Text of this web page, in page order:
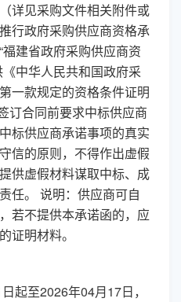
详见采购文件相关附件或
行政府采购供应商资格承
建省政府采购供应商资
中华人民共和国政府采
一款规定的资格条件证明
订合同前要求中标供应商
标供应商承诺事项的真实
信的原则，不得作出虚假
供虚假材料谋取中标、成
任。 说明：供应商可自
若不提供本承诺函的，应
证明材料。
日起至2026年04月17日，